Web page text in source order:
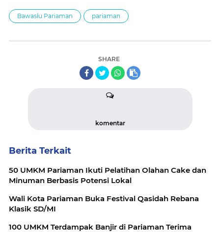
Bawaslu Pariaman pariaman
SHARE
komentar
Berita Terkait
50 UMKM Pariaman Ikuti Pelatihan Olahan Cake dan
Minuman Berbasis Potensi Lokal
Wali Kota Pariaman Buka Festival Qasidah Rebana
Klasik SD/MI
100 UMKM Terdampak Banjir di Pariaman Terima